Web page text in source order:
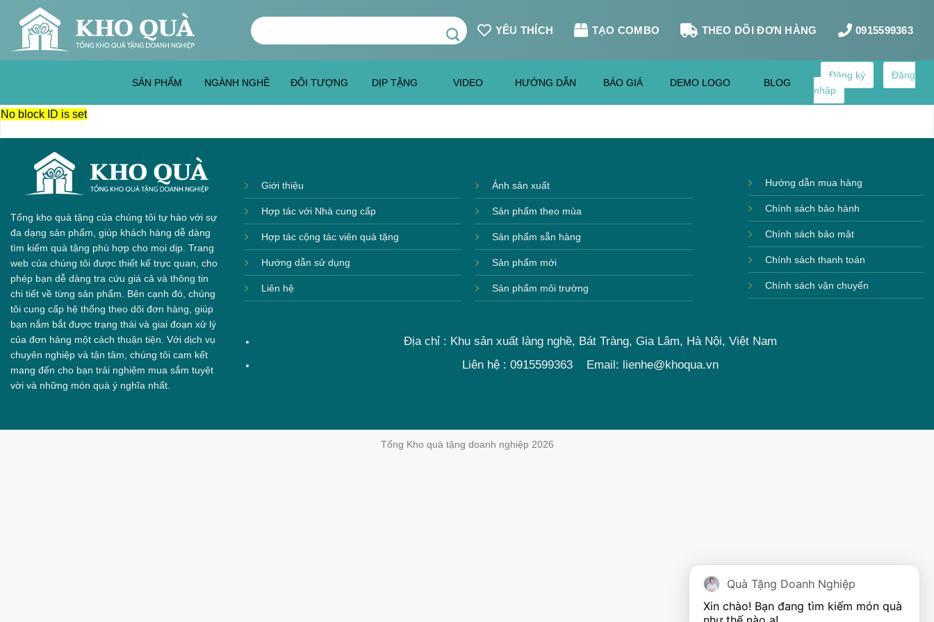
content
Tìm
kiếm:
YÊU THÍCH TẠO COMBO THEO DÕI ĐƠN HÀNG 0915599363
SẢN PHẨM NGÀNH NGHỀ ĐỐI TƯỢNG DỊP TẶNG VIDEO HƯỚNG DẪN BÁO GIÁ DEMO LOGO BLOG
Đăng ký
Đăng
nhập
No block ID is set
Tổng kho quà tặng của chúng tôi tự hào với sự
đa dạng sản phẩm, giúp khách hàng dễ dàng
tìm kiếm quà tặng phù hợp cho mọi dịp. Trang
web của chúng tôi được thiết kế trực quan, cho
phép bạn dễ dàng tra cứu giá cả và thông tin
chi tiết về từng sản phẩm. Bên cạnh đó, chúng
tôi cung cấp hệ thống theo dõi đơn hàng, giúp
bạn nắm bắt được trạng thái và giai đoạn xử lý
của đơn hàng một cách thuận tiện. Với dịch vụ
chuyên nghiệp và tận tâm, chúng tôi cam kết
mang đến cho bạn trải nghiệm mua sắm tuyệt
vời và những món quà ý nghĩa nhất.
Giới thiệu
Hợp tác với Nhà cung cấp
Hợp tác cộng tác viên quà tặng
Hướng dẫn sử dụng
Liên hệ
Ảnh sản xuất
Sản phẩm theo mùa
Sản phẩm sẵn hàng
Sản phẩm mới
Sản phẩm môi trường
Hướng dẫn mua hàng
Chính sách bảo hành
Chính sách bảo mật
Chính sách thanh toán
Chính sách vận chuyển
Địa chỉ : Khu sản xuất làng nghề, Bát Tràng, Gia Lâm, Hà Nội, Việt Nam
Liên hệ : 0915599363 Email: lienhe@khoqua.vn
Tổng Kho quà tặng doanh nghiệp 2026
Quà Tặng Doanh Nghiệp
Xin chào! Bạn đang tìm kiếm món quà